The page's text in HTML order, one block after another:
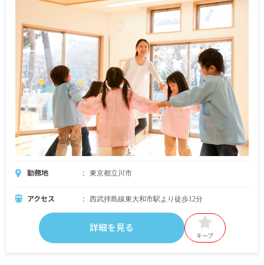
勤務地 東京都立川市
アクセス 西武拝島線東大和市駅より徒歩12分
詳細を見る
キープ